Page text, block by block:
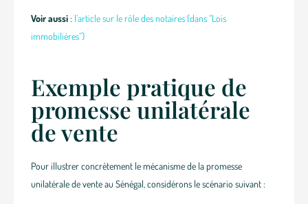
Voir aussi: l’article sur le rôle des notaires (dans “Lois
immobilières”)
Exemple pratique de
promesse unilatérale
de vente
Pour illustrer concrètement le mécanisme de la promesse
unilatérale de vente au Sénégal, considérons le scénario suivant :